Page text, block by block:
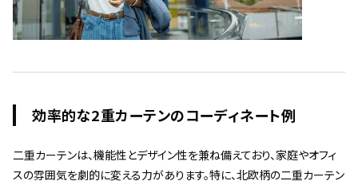
効率的な2重カーテンのコーディネート例
二重カーテンは、機能性とデザイン性を兼ね備えており、家庭やオフィ
スの雰囲気を劇的に変える力があります。特に、北欧柄の二重カーテン